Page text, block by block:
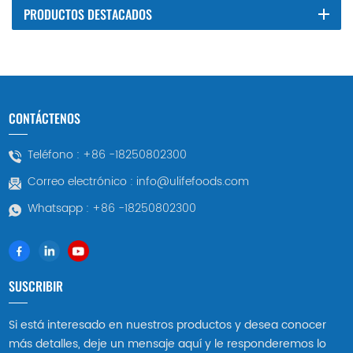
PRODUCTOS DESTACADOS
CONTÁCTENOS
Teléfono : +86 -18250802300
Correo electrónico : info@ulifefoods.com
Whatsapp : +86 -18250802300
SUSCRIBIR
Si está interesado en nuestros productos y desea conocer
más detalles, deje un mensaje aquí y le responderemos lo